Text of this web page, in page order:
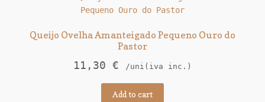
Queijo Ovelha Amanteigado Pequeno Ouro do
Pastor
11,30 € /uni(iva inc.)
Add to cart